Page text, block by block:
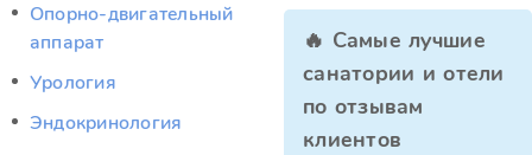
Опорно-двигательный
аппарат
Урология
Эндокринология
🔥 Самые лучшие
санатории и отели
по отзывам
клиентов